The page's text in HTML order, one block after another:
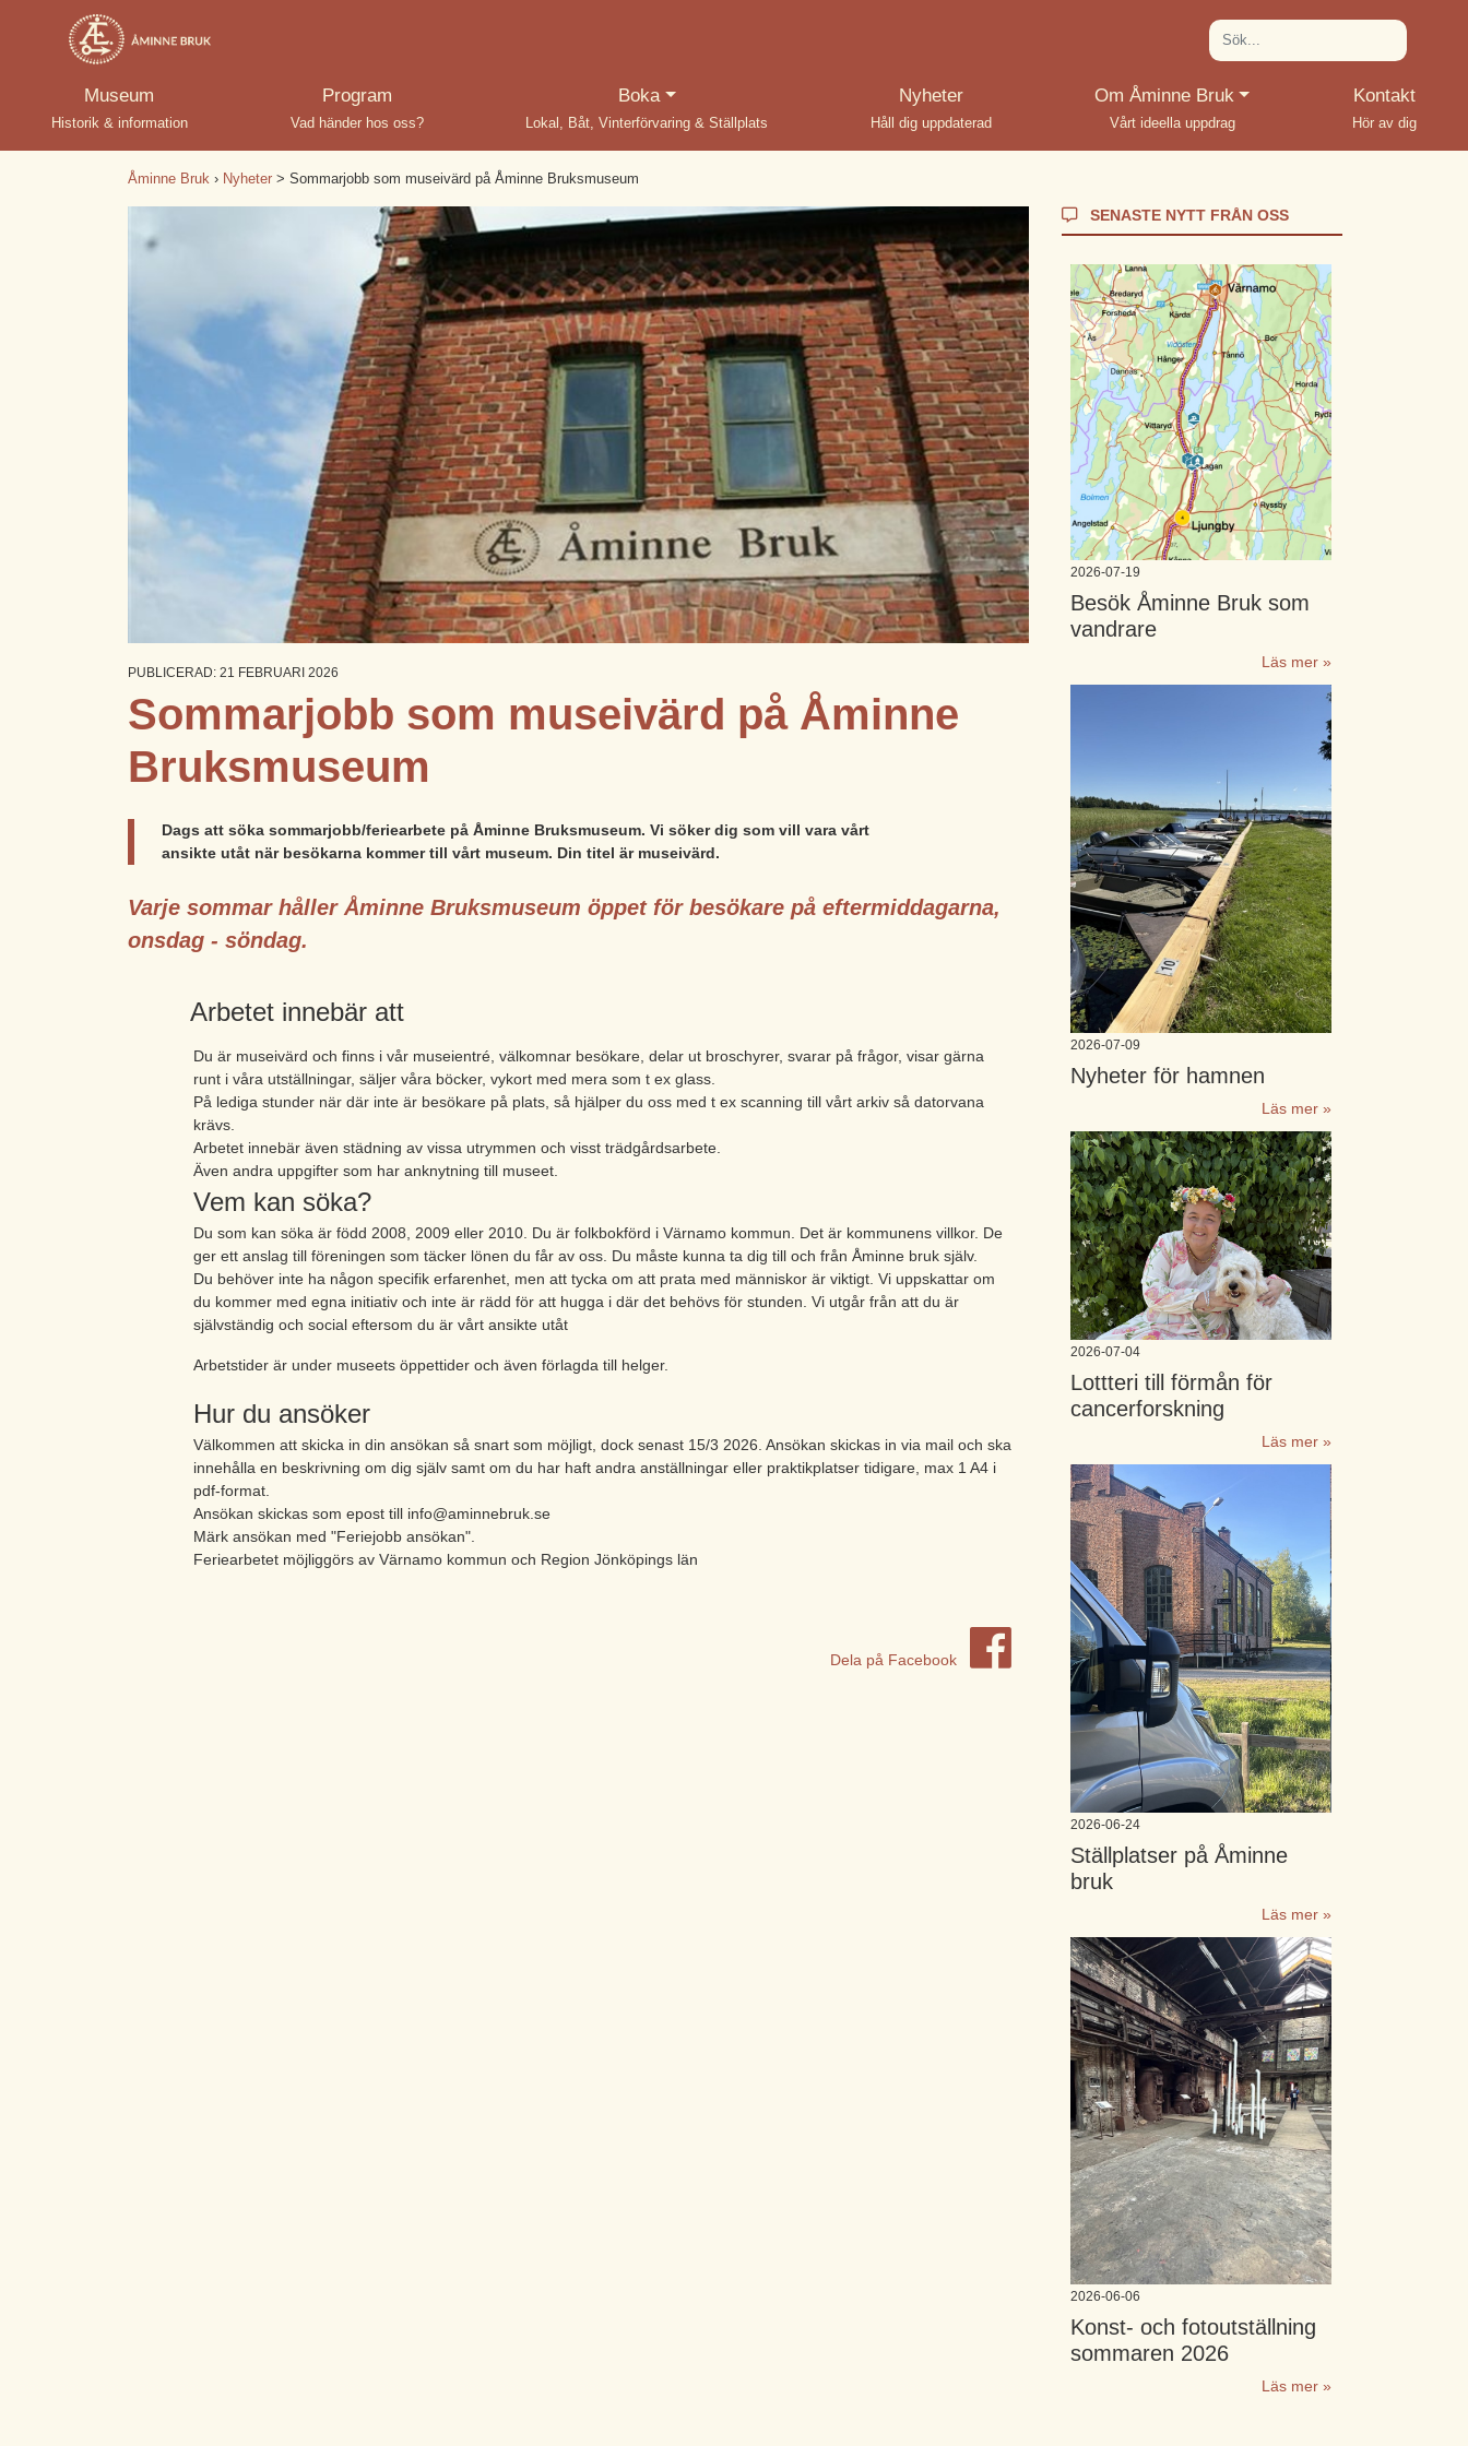
Museum
Historik & information
Program
Vad händer hos oss?
Boka(current)
Lokal, Båt, Vinterförvaring & Ställplats
Nyheter
Håll dig uppdaterad
Om Åminne Bruk(current)
Vårt ideella uppdrag
Kontakt
Hör av dig
Åminne Bruk › Nyheter > Sommarjobb som museivärd på Åminne Bruksmuseum
PUBLICERAD: 21 FEBRUARI 2026
Sommarjobb som museivärd på Åminne
Bruksmuseum
Dags att söka sommarjobb/feriearbete på Åminne Bruksmuseum. Vi söker dig som vill vara vårt
ansikte utåt när besökarna kommer till vårt museum. Din titel är museivärd.
Varje sommar håller Åminne Bruksmuseum öppet för besökare på eftermiddagarna,
onsdag - söndag.
Arbetet innebär att
Du är museivärd och finns i vår museientré, välkomnar besökare, delar ut broschyrer, svarar på frågor, visar gärna
runt i våra utställningar, säljer våra böcker, vykort med mera som t ex glass.
På lediga stunder när där inte är besökare på plats, så hjälper du oss med t ex scanning till vårt arkiv så datorvana
krävs.
Arbetet innebär även städning av vissa utrymmen och visst trädgårdsarbete.
Även andra uppgifter som har anknytning till museet.
Vem kan söka?
Du som kan söka är född 2008, 2009 eller 2010. Du är folkbokförd i Värnamo kommun. Det är kommunens villkor. De
ger ett anslag till föreningen som täcker lönen du får av oss. Du måste kunna ta dig till och från Åminne bruk själv.
Du behöver inte ha någon specifik erfarenhet, men att tycka om att prata med människor är viktigt. Vi uppskattar om
du kommer med egna initiativ och inte är rädd för att hugga i där det behövs för stunden. Vi utgår från att du är
självständig och social eftersom du är vårt ansikte utåt
Arbetstider är under museets öppettider och även förlagda till helger.
Hur du ansöker
Välkommen att skicka in din ansökan så snart som möjligt, dock senast 15/3 2026. Ansökan skickas in via mail och ska
innehålla en beskrivning om dig själv samt om du har haft andra anställningar eller praktikplatser tidigare, max 1 A4 i
pdf-format.
Ansökan skickas som epost till info@aminnebruk.se
Märk ansökan med "Feriejobb ansökan".
Feriearbetet möjliggörs av Värnamo kommun och Region Jönköpings län
Dela på Facebook
SENASTE NYTT FRÅN OSS
2026-07-19
Besök Åminne Bruk som
vandrare
Läs mer »
2026-07-09
Nyheter för hamnen
Läs mer »
2026-07-04
Lottteri till förmån för
cancerforskning
Läs mer »
2026-06-24
Ställplatser på Åminne
bruk
Läs mer »
2026-06-06
Konst- och fotoutställning
sommaren 2026
Läs mer »